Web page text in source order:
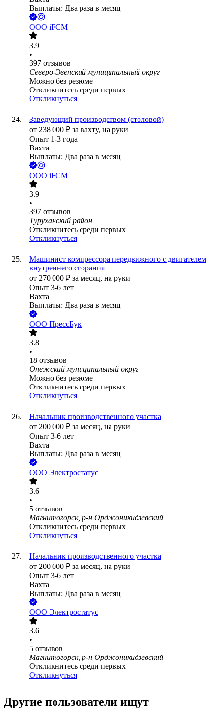
Выплаты: Два раза в месяц
ООО iFCM
3.9
•
397 отзывов
Северо-Эвенский муниципальный округ
Можно без резюме
Откликнитесь среди первых
Откликнуться
Заведующий производством (столовой)
от 238 000 ₽ за вахту, на руки
Опыт 1-3 года
Вахта
Выплаты: Два раза в месяц
ООО iFCM
3.9
•
397 отзывов
Туруханский район
Откликнитесь среди первых
Откликнуться
Машинист компрессора передвижного с двигателем
внутреннего сгорания
от 270 000 ₽ за месяц, на руки
Опыт 3-6 лет
Вахта
Выплаты: Два раза в месяц
ООО ПрессБук
3.8
•
18 отзывов
Онежский муниципальный округ
Можно без резюме
Откликнитесь среди первых
Откликнуться
Начальник производственного участка
от 200 000 ₽ за месяц, на руки
Опыт 3-6 лет
Вахта
Выплаты: Два раза в месяц
ООО Электростатус
3.6
•
5 отзывов
Магнитогорск, р-н Орджоникидзевский
Откликнитесь среди первых
Откликнуться
Начальник производственного участка
от 200 000 ₽ за месяц, на руки
Опыт 3-6 лет
Вахта
Выплаты: Два раза в месяц
ООО Электростатус
3.6
•
5 отзывов
Магнитогорск, р-н Орджоникидзевский
Откликнитесь среди первых
Откликнуться
Другие пользователи ищут